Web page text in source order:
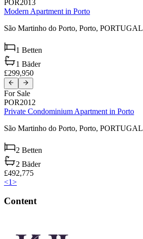
POR2013
Modern Apartment in Porto
São Martinho do Porto, Porto, PORTUGAL
1 Betten
1 Bäder
£299,950
For Sale
POR2012
Private Condominium Apartment in Porto
São Martinho do Porto, Porto, PORTUGAL
2 Betten
2 Bäder
£492,775
<1>
Content